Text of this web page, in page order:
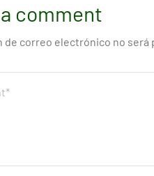
comment
de correo electrónico no será